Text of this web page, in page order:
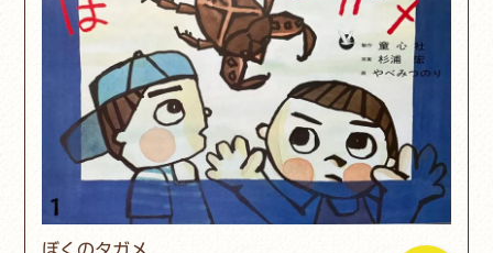
ぼくのタガメ